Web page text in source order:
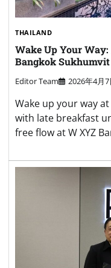
THAILAND
Wake Up Your
Bangkok Sukhumvit
Editor Team 2026年4月7
Wake up your way
with late breakfast
free flow at W XYZ